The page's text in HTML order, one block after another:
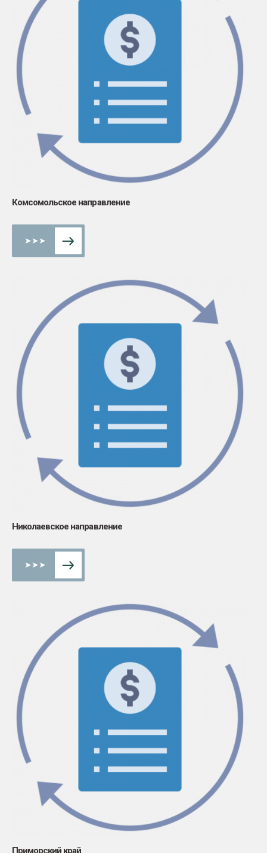
Комсомольское направление
➤➤➤
Николаевское направление
➤➤➤
Приморский край